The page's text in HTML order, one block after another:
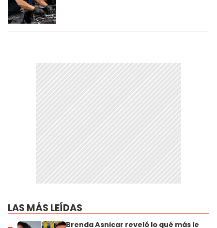
LAS MÁS LEÍDAS
Brenda Asnicar reveló lo qué más le